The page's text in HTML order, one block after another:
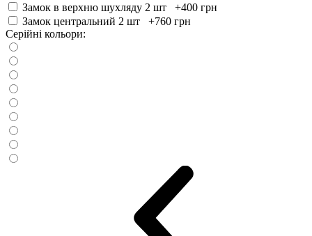
Замок в верхню шухляду 2 шт +400 грн
Замок центральний 2 шт +760 грн
Серійні кольори: